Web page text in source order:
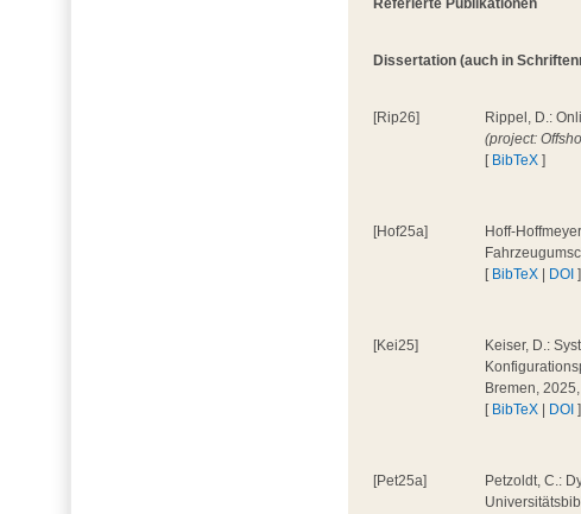
Referierte Publikationen
Dissertation (auch in
[Rip26]
Rippel, D.:
(project:
[ BibTeX ]
[Hof25a]
Hoff-
[ BibTeX DOI ]
[Kei25]
Keiser, D.:
Bremen,
[ BibTeX DOI ]
[Pet25a]
Petzoldt, C.: